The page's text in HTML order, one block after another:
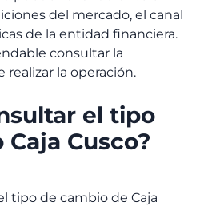
del mercado, el canal
de la entidad financiera.
consultar la
realizar la operación.
el tipo
Cusco?
tipo de cambio de Caja